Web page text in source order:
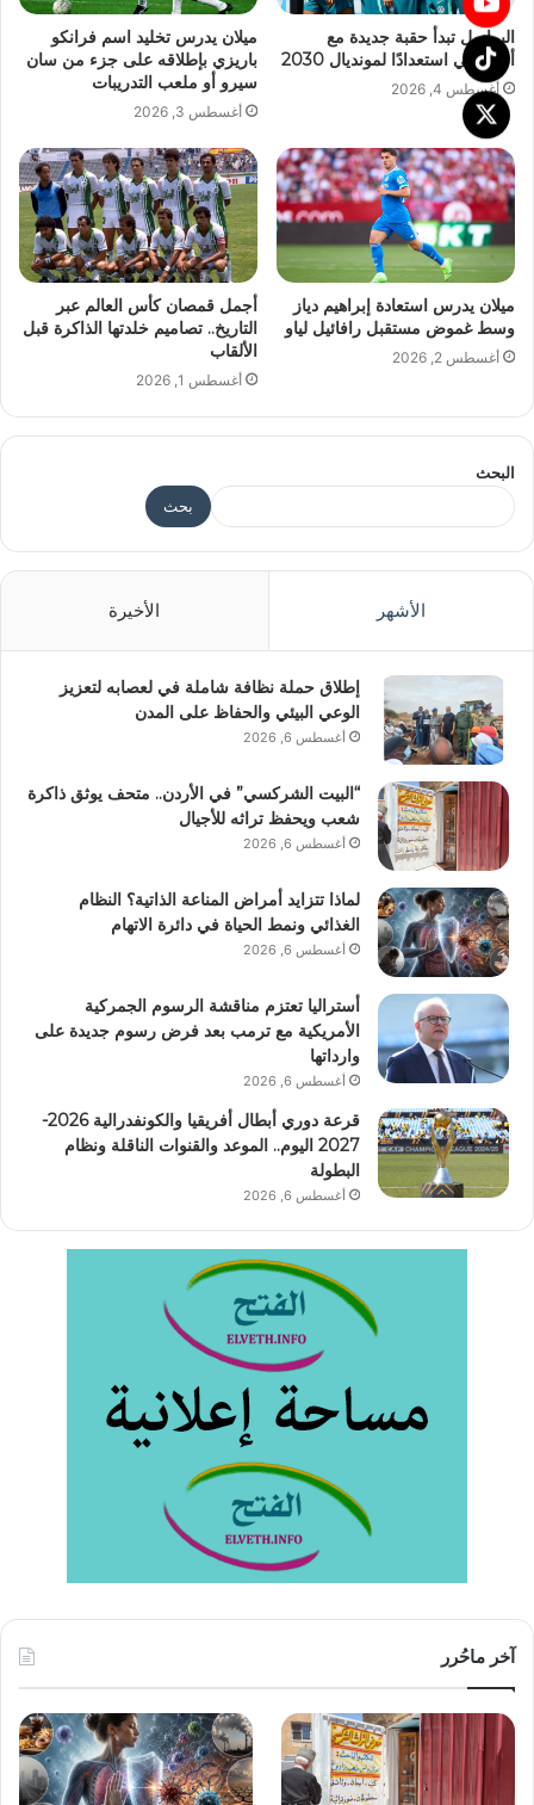
البرازيل تبدأ حقبة جديدة مع
أنشيلوتي استعدادًا لمونديال 2030
أغسطس 4, 2026
ميلان يدرس تخليد اسم فرانكو
باريزي بإطلاقه على جزء من سان
سيرو أو ملعب التدريبات
أغسطس 3, 2026
ميلان يدرس استعادة إبراهيم دياز
وسط غموض مستقبل رافائيل لياو
أغسطس 2, 2026
أجمل قمصان كأس العالم عبر
التاريخ.. تصاميم خلدتها الذاكرة قبل
الألقاب
أغسطس 1, 2026
البحث
بحث
الأشهر الأخيرة
إطلاق حملة نظافة شاملة في لعصابه لتعزيز
الوعي البيئي والحفاظ على المدن
أغسطس 6, 2026
“البيت الشركسي” في الأردن.. متحف يوثق ذاكرة
شعب ويحفظ تراثه للأجيال
أغسطس 6, 2026
لماذا تتزايد أمراض المناعة الذاتية؟ النظام
الغذائي ونمط الحياة في دائرة الاتهام
أغسطس 6, 2026
أستراليا تعتزم مناقشة الرسوم الجمركية
الأمريكية مع ترمب بعد فرض رسوم جديدة على
وارداتها
أغسطس 6, 2026
قرعة دوري أبطال أفريقيا والكونفدرالية 2026-
2027 اليوم.. الموعد والقنوات الناقلة ونظام
البطولة
أغسطس 6, 2026
آخر ماحُرر